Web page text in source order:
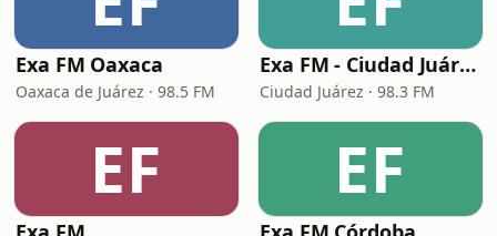
Exa FM Oaxaca
Oaxaca de Juárez · 98.5 FM
Exa FM - Ciudad Juárez
Ciudad Juárez · 98.3 FM
EF EF